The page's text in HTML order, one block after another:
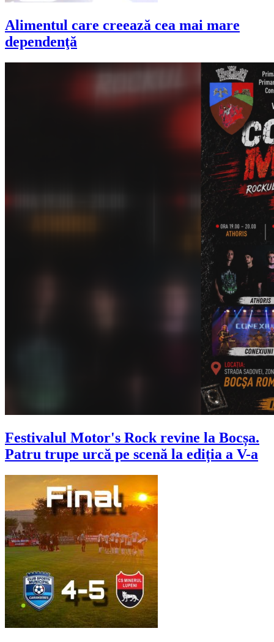
Alimentul care creează cea mai mare
dependenţă
Festivalul Motor's Rock revine la Bocșa.
Patru trupe urcă pe scenă la ediția a V-a